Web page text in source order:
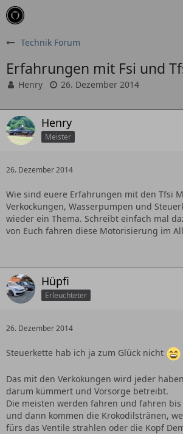
Technik Forum
Erfahrungen mit Fsi und
Henry 26. Dezember 2014
Henry
Meister
26. Dezember 2014
Wie sind euere Erfahrungen mit den Tfsi
Verkockungen, Wasserpumpen und
wieder ein Thema. Schreibt einfach mal
von Euch fahren diese Motorisierung im
Hüpfi
Erleuchteter
26. Dezember 2014
Steuerkette hab ich ja zum Glück nicht
Das mit den Verkokungen wird jeder
darum kümmert und Vorsorge betreibt.
Die meisten werden fahren und fahren
und dann kommen die Krokodilstränen,
fürs das Ventile strahlen oder die Kopf